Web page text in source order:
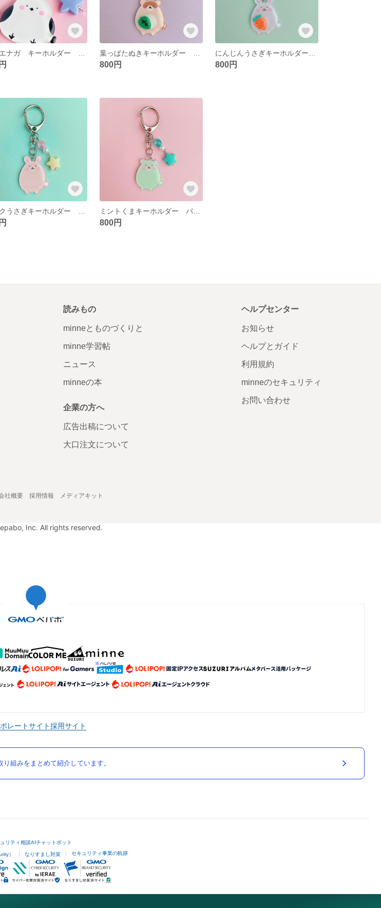
800円 800円
800円
読みもの
minneとものづくりと
minne学習帖
ニュース
minneの本
企業の方へ
広告出稿について
大口注文について
ヘルプセンター
お知らせ
ヘルプとガイド
利用規約
minneのセキュリティ
お問い合わせ
社概要 採用情報 メディアキット
Inc. All rights reserved.
レートサイト採用サイト
組みをまとめて紹介しています。
リティ相談AIチャットボット
） なりすまし対策 セキュリティ事業の軌跡